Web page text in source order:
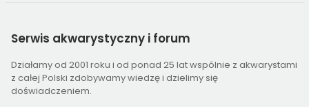
Serwis akwarystyczny i forum
Działamy od 2001 roku i od ponad 25 lat wspólnie z akwarystami
z całej Polski zdobywamy wiedzę i dzielimy się
doświadczeniem.